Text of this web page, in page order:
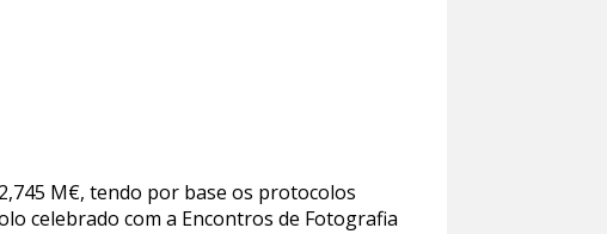
M€, tendo por base os protocolos
celebrado com a Encontros de Fotografia